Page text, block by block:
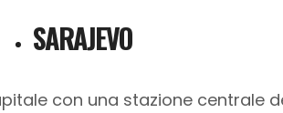
SARAJEVO
con una stazione centrale